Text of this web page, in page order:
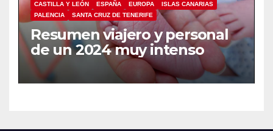
CASTILLA Y LEÓN ESPAÑA EUROPA
ISLAS CANARIAS
PALENCIA
SANTA CRUZ DE TENERIFE
Resumen viajero y personal
de un 2024 muy intenso